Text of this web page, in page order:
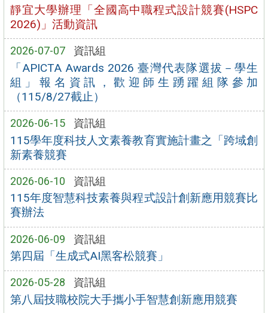
靜宜大學辦理「全國高中職程式設計競賽(HSPC
2026)」活動資訊
2026-07-07 資訊組
「APICTA Awards 2026 臺灣代表隊選拔－學生
組」報名資訊，歡迎師生踴躍組隊參加
（115/8/27截止）
2026-06-15 資訊組
115學年度科技人文素養教育實施計畫之「跨域創
新素養競賽
2026-06-10 資訊組
115年度智慧科技素養與程式設計創新應用競賽比
賽辦法
2026-06-09 資訊組
第四屆「生成式AI黑客松競賽」
2026-05-28 資訊組
第八屆技職校院大手攜小手智慧創新應用競賽